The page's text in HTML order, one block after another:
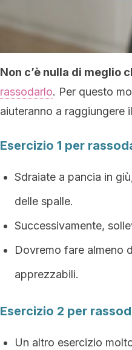
Non c’è nulla di meglio
rassodarlo. Per questo
aiuteranno a raggiungere
Esercizio 1 per
Sdraiate a pancia in
delle spalle.
Successivamente,
Dovremo fare almeno
apprezzabili.
Esercizio 2 per
Un altro esercizio